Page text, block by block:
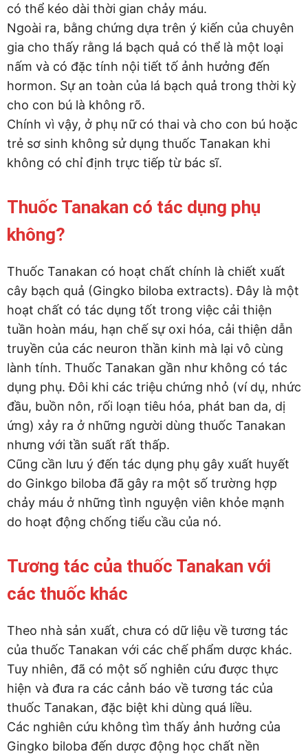
có thể kéo dài thời gian chảy máu.
Ngoài ra, bằng chứng dựa trên ý kiến ​​của chuyên
gia cho thấy rằng lá bạch quả có thể là một loại
nấm và có đặc tính nội tiết tố ảnh hưởng đến
hormon. Sự an toàn của lá bạch quả trong thời kỳ
cho con bú là không rõ.
Chính vì vậy, ở phụ nữ có thai và cho con bú hoặc
trẻ sơ sinh không sử dụng thuốc Tanakan khi
không có chỉ định trực tiếp từ bác sĩ.
Thuốc Tanakan có tác dụng phụ
không?
Thuốc Tanakan có hoạt chất chính là chiết xuất
cây bạch quả (Gingko biloba extracts). Đây là một
hoạt chất có tác dụng tốt trong việc cải thiện
tuần hoàn máu, hạn chế sự oxi hóa, cải thiện dẫn
truyền của các neuron thần kinh mà lại vô cùng
lành tính. Thuốc Tanakan gần như không có tác
dụng phụ. Đôi khi các triệu chứng nhỏ (ví dụ, nhức
đầu, buồn nôn, rối loạn tiêu hóa, phát ban da, dị
ứng) xảy ra ở những người dùng thuốc Tanakan
nhưng với tần suất rất thấp.
Cũng cần lưu ý đến tác dụng phụ gây xuất huyết
do Ginkgo biloba đã gây ra một số trường hợp
chảy máu ở những tình nguyện viên khỏe mạnh
do hoạt động chống tiểu cầu của nó.
Tương tác của thuốc Tanakan với
các thuốc khác
Theo nhà sản xuất, chưa có dữ liệu về tương tác
của thuốc Tanakan với các chế phẩm dược khác.
Tuy nhiên, đã có một số nghiên cứu được thực
hiện và đưa ra các cảnh báo về tương tác của
thuốc Tanakan, đặc biệt khi dùng quá liều.
Các nghiên cứu không tìm thấy ảnh hưởng của
Gingko biloba đến dược động học chất nền